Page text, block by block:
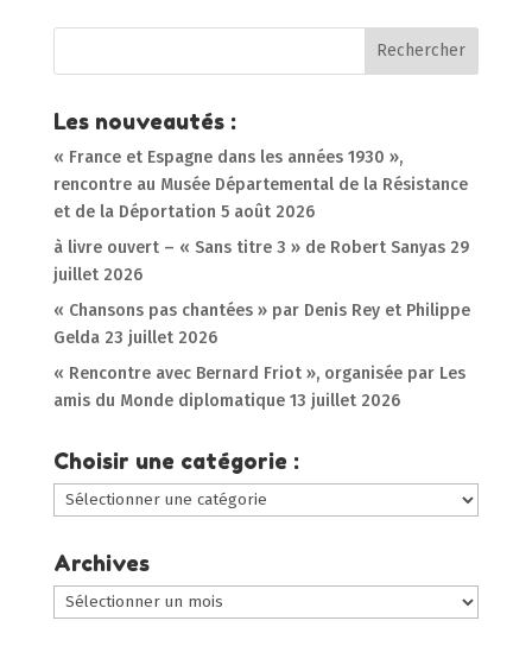
Les nouveautés :
« France et Espagne dans les années 1930 »,
rencontre au Musée Départemental de la Résistance
et de la Déportation 5 août 2026
à livre ouvert – « Sans titre 3 » de Robert Sanyas 29
juillet 2026
« Chansons pas chantées » par Denis Rey et Philippe
Gelda 23 juillet 2026
« Rencontre avec Bernard Friot », organisée par Les
amis du Monde diplomatique 13 juillet 2026
Choisir une catégorie :
Choisir
une
catégorie
:
Archives
Archives